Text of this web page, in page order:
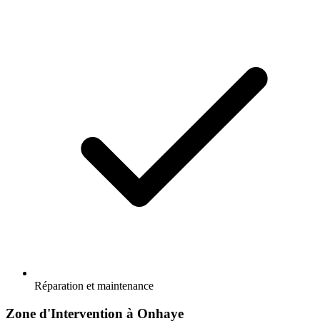
Réparation et maintenance
Zone d'Intervention à Onhaye